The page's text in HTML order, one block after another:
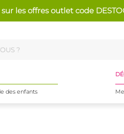
sur les offres outlet code
des enfants